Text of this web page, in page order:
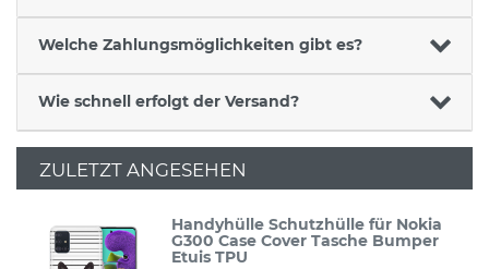
Welche Zahlungsmöglichkeiten gibt es?
Wie schnell erfolgt der Versand?
ZULETZT ANGESEHEN
Handyhülle Schutzhülle für Nokia
G300 Case Cover Tasche Bumper
Etuis TPU